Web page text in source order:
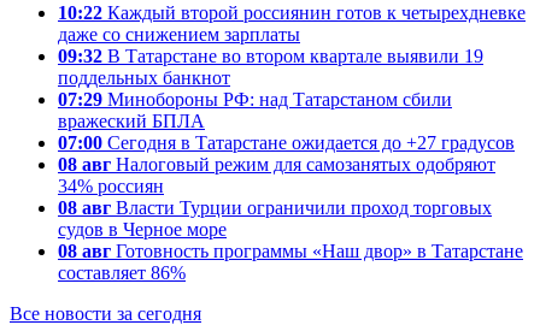
10:22 Каждый второй россиянин готов к четырехдневке
даже со снижением зарплаты
09:32 В Татарстане во втором квартале выявили 19
поддельных банкнот
07:29 Минобороны РФ: над Татарстаном сбили
вражеский БПЛА
07:00 Сегодня в Татарстане ожидается до +27 градусов
08 авг Налоговый режим для самозанятых одобряют
34% россиян
08 авг Власти Турции ограничили проход торговых
судов в Черное море
08 авг Готовность программы «Наш двор» в Татарстане
составляет 86%
Все новости за сегодня